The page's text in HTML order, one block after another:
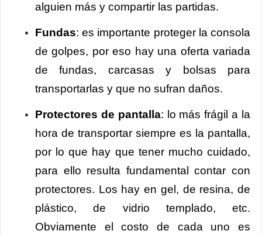
alguien más y compartir las partidas.
Fundas: es importante proteger la consola
de golpes, por eso hay una oferta variada
de fundas, carcasas y bolsas para
transportarlas y que no sufran daños.
Protectores de pantalla: lo más frágil a la
hora de transportar siempre es la pantalla,
por lo que hay que tener mucho cuidado,
para ello resulta fundamental contar con
protectores. Los hay en gel, de resina, de
plástico, de vidrio templado, etc.
Obviamente el costo de cada uno es